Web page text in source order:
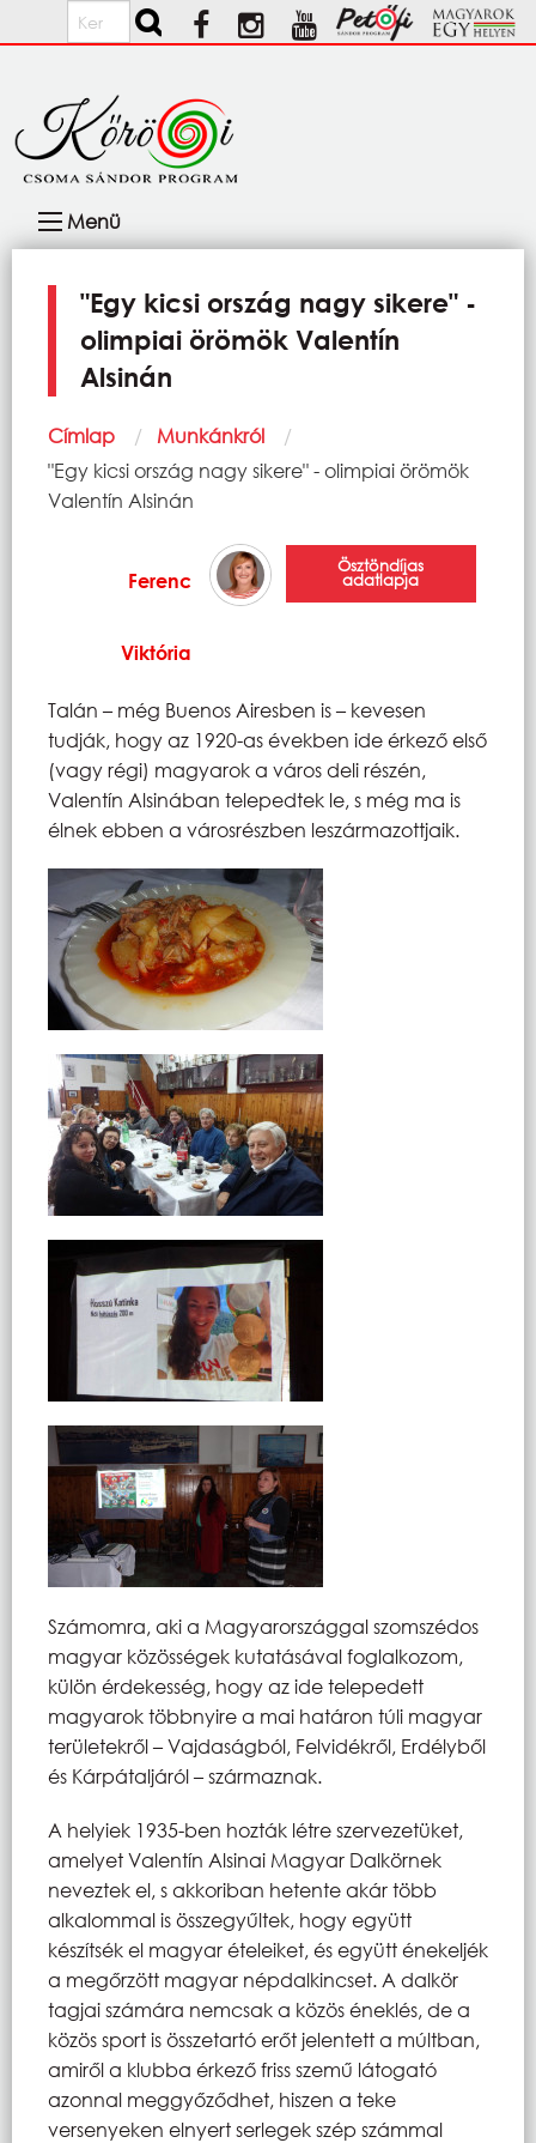
Ugrás a tartalomra
Keresés
navigáció
Menü
"Egy kicsi ország nagy sikere" -
olimpiai örömök Valentín
Alsinán
Morzsa
Címlap
Munkánkról
Current:
"Egy kicsi ország nagy sikere" - olimpiai örömök
Valentín Alsinán
Ferenc
Viktória
Ösztöndíjas
adatlapja
Talán – még Buenos Airesben is – kevesen
tudják, hogy az 1920-as években ide érkező első
(vagy régi) magyarok a város deli részén,
Valentín Alsinában telepedtek le, s még ma is
élnek ebben a városrészben leszármazottjaik.
Számomra, aki a Magyarországgal szomszédos
magyar közösségek kutatásával foglalkozom,
külön érdekesség, hogy az ide telepedett
magyarok többnyire a mai határon túli magyar
területekről – Vajdaságból, Felvidékről, Erdélyből
és Kárpátaljáról – származnak.
A helyiek 1935-ben hozták létre szervezetüket,
amelyet Valentín Alsinai Magyar Dalkörnek
neveztek el, s akkoriban hetente akár több
alkalommal is összegyűltek, hogy együtt
készítsék el magyar ételeiket, és együtt énekeljék
a megőrzött magyar népdalkincset. A dalkör
tagjai számára nemcsak a közös éneklés, de a
közös sport is összetartó erőt jelentett a múltban,
amiről a klubba érkező friss szemű látogató
azonnal meggyőződhet, hiszen a teke
versenyeken elnyert serlegek szép számmal